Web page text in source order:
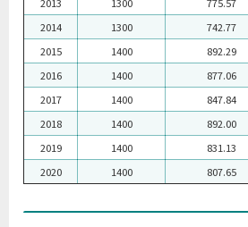
2014
1300 742.77
2015
1400 892.29
2016
1400 877.06
2017
1400 847.84
2018
1400 892.00
2019
1400 831.13
2020
1400 807.65